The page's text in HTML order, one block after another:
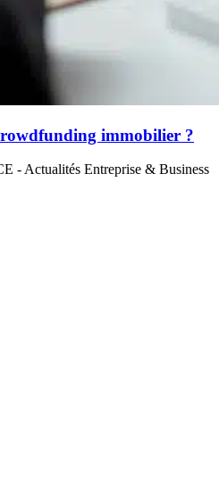
immobilier ?
- Actualités Entreprise & Business